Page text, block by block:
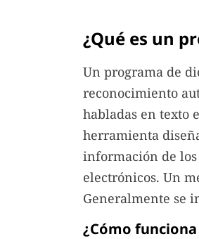
¿Qué es un
Un programa de
reconocimiento
habladas en texto
herramienta
información de los
electrónicos. Un
Generalmente se
¿Cómo